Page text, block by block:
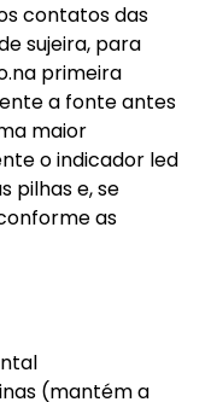
contatos das
sujeira, para
primeira
a fonte antes
maior
o indicador led
pilhas e, se
as
(mantém a